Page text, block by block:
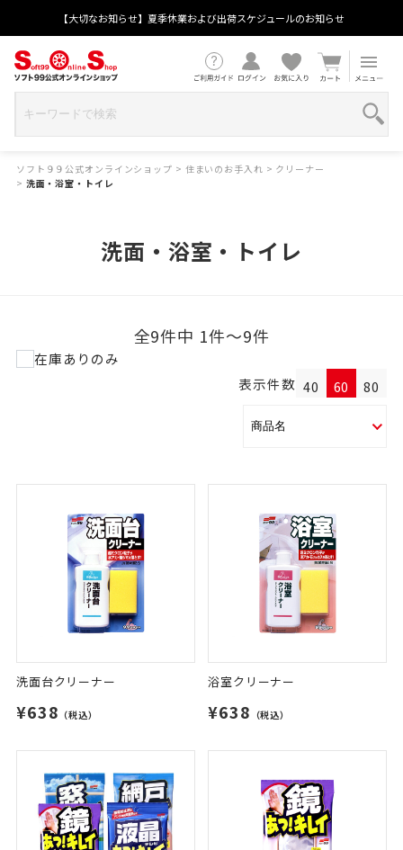
【大切なお知らせ】夏季休業および出荷スケジュールのお知らせ
ソフト９９公式オンラインショップ > 住まいのお手入れ > クリーナー
> 洗面・浴室・トイレ
洗面・浴室・トイレ
全9件中 1件～9件
在庫ありのみ
表示件数 40 60 80
洗面台クリーナー
¥638 （税込）
浴室クリーナー
¥638 （税込）